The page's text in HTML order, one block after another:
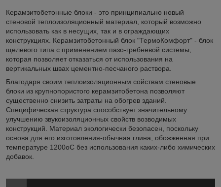
Керамзитобетонные блоки - это принципиально новый
стеновой теплоизоляционный материал, который возможно
использовать как в несущих, так и в ограждающих
конструкциях. Керамзитобетонный блок "ТермоКомфорт" - блок
щелевого типа с применением пазо-гребневой системы,
которая позволяет отказаться от использования на
вертикальных швах цементно-песчаного раствора.
Благодаря своим теплоизоляционным сойствам стеновые
блоки из крупнопористого керамзитобетона позволяют
существенно снизить затраты на обогрев зданий.
Специфическая структура способствует значительному
улучшению звукоизоляционных свойств возводимых
конструкций. Материал экологически безопасен, поскольку
основа для его изготовления-обычная глина, обожженная при
температуре 1200оС без использования каких-либо химических
добавок.